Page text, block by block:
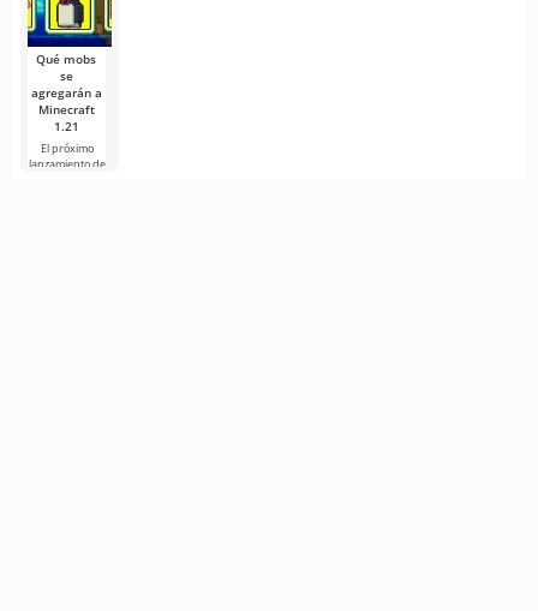
Minecraft Java
Edition sigue
desarrollando
la
Qué mobs
se
agregarán a
Minecraft
1.21
El próximo
lanzamiento de